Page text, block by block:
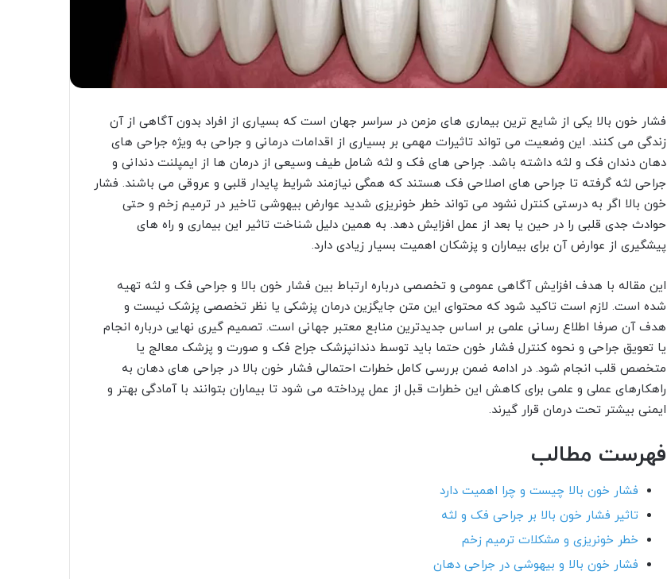
فشار خون بالا یکی از شایع ترین بیماری های مزمن در سراسر جهان است که بسیاری از افراد بدون آگاهی از آن
زندگی می کنند. این وضعیت می تواند تاثیرات مهمی بر بسیاری از اقدامات درمانی و جراحی به ویژه جراحی های
دهان دندان فک و لثه داشته باشد. جراحی های فک و لثه شامل طیف وسیعی از درمان ها از ایمپلنت دندانی و
جراحی لثه گرفته تا جراحی های اصلاحی فک هستند که همگی نیازمند شرایط پایدار قلبی و عروقی می باشند. فشار
خون بالا اگر به درستی کنترل نشود می تواند خطر خونریزی شدید عوارض بیهوشی تاخیر در ترمیم زخم و حتی
حوادث جدی قلبی را در حین یا بعد از عمل افزایش دهد. به همین دلیل شناخت تاثیر این بیماری و راه های
پیشگیری از عوارض آن برای بیماران و پزشکان اهمیت بسیار زیادی دارد.
این مقاله با هدف افزایش آگاهی عمومی و تخصصی درباره ارتباط بین فشار خون بالا و جراحی فک و لثه تهیه
شده است. لازم است تاکید شود که محتوای این متن جایگزین درمان پزشکی یا نظر تخصصی پزشک نیست و
هدف آن صرفا اطلاع رسانی علمی بر اساس جدیدترین منابع معتبر جهانی است. تصمیم گیری نهایی درباره انجام
یا تعویق جراحی و نحوه کنترل فشار خون حتما باید توسط دندانپزشک جراح فک و صورت و پزشک معالج یا
متخصص قلب انجام شود. در ادامه ضمن بررسی کامل خطرات احتمالی فشار خون بالا در جراحی های دهان به
راهکارهای عملی و علمی برای کاهش این خطرات قبل از عمل پرداخته می شود تا بیماران بتوانند با آمادگی بهتر و
ایمنی بیشتر تحت درمان قرار گیرند.
فهرست مطالب
فشار خون بالا چیست و چرا اهمیت دارد
تاثیر فشار خون بالا بر جراحی فک و لثه
خطر خونریزی و مشکلات ترمیم زخم
فشار خون بالا و بیهوشی در جراحی دهان